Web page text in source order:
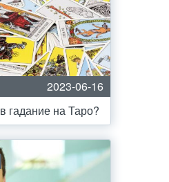
2023-06-16
гадание на Таро?